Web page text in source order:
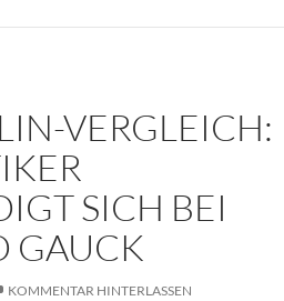
VERGLEICH:
SICH BEI
GAUCK
KOMMENTAR HINTERLASSEN